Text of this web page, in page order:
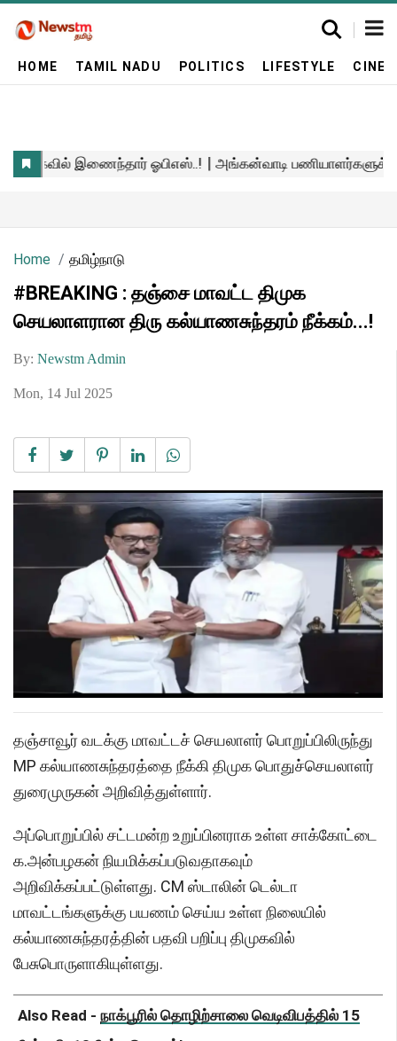
HOME TAMIL NADU POLITICS LIFESTYLE
Home தமிழ்நாடு
#BREAKING : தஞ்சை மாவட்ட திமுக
செயலாளரான திரு கல்யாணசுந்தரம் நீக்கம்...!
By: Newstm Admin
Mon, 14 Jul 2025
தஞ்சாவூர் வடக்கு மாவட்டச் செயலாளர் பொறுப்பிலிருந்து
MP கல்யாணசுந்தரத்தை நீக்கி திமுக பொதுச்செயலாளர்
துரைமுருகன் அறிவித்துள்ளார்.
அப்பொறுப்பில் சட்டமன்ற உறுப்பினராக உள்ள சாக்கோட்டை
க.அன்பழகன் நியமிக்கப்படுவதாகவும்
அறிவிக்கப்பட்டுள்ளது. CM ஸ்டாலின் டெல்டா
மாவட்டங்களுக்கு பயணம் செய்ய உள்ள நிலையில்
கல்யாணசுந்தரத்தின் பதவி பறிப்பு திமுகவில்
பேசுபொருளாகியுள்ளது.
Also Read - நாக்பூரில் தொழிற்சாலை வெடிவிபத்தில் 15